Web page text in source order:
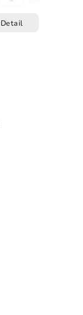
Detail